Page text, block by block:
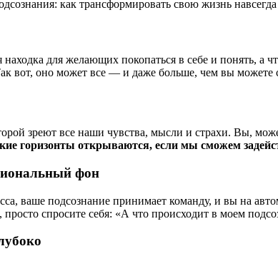
находка для желающих покопаться в себе и понять,
вот, оно может все — и даже больше, чем вы можете
зреют все наши чувства, мысли и страхи. Вы,
горизонты открываются, если мы сможем
фон
ваше подсознание принимает команду, и вы на
просто спросите себя: «А что происходит в моем